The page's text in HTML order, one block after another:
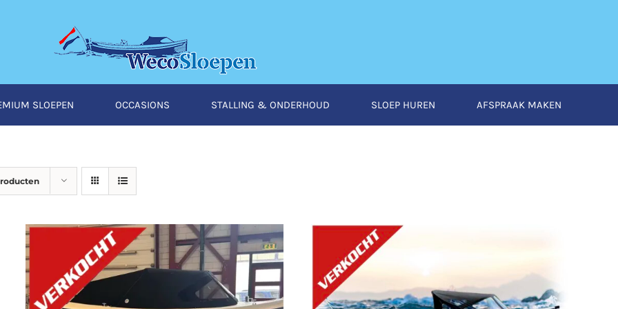
SLOEPEN OCCASIONS STALLING & ONDERHOUD SLOEP HUREN AFSPRAAK MAKEN